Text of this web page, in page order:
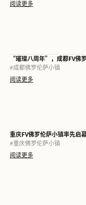
阅读更多
#成都佛罗伦萨小镇
阅读更多
#重庆佛罗伦萨小镇
阅读更多